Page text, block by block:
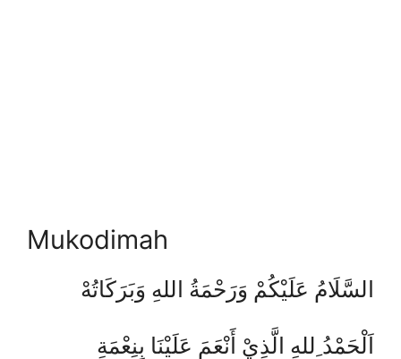
Mukodimah
السَّلَامُ عَلَيْكُمْ وَرَحْمَةُ اللهِ وَبَرَكَاتُهْ
اَلْحَمْدُ ِللهِ الَّذِيْ أَنْعَمَ عَلَيْنَا بِنِعْمَةِ